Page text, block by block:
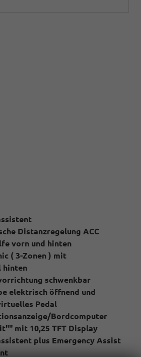
Distanzregelung ACC
vorn und hinten
( 3-Zonen ) mit
hinten
schwenkbar
elektrisch öffnend und
Pedal
Bordcomputer
mit 10,25 TFT Display
plus Emergency Assist